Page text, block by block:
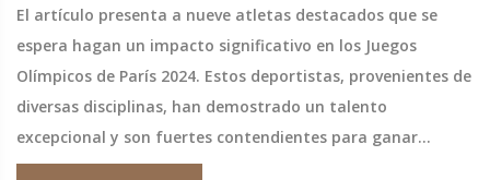
El artículo presenta a nueve atletas destacados que se
espera hagan un impacto significativo en los Juegos
Olímpicos de París 2024. Estos deportistas, provenientes de
diversas disciplinas, han demostrado un talento
excepcional y son fuertes contendientes para ganar
medallas en sus respectivos eventos.